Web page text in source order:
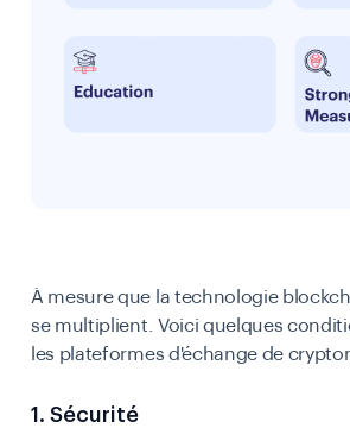
À mesure que la technologie
se multiplient. Voici quelques
les plateformes d'échange de
1. Sécurité